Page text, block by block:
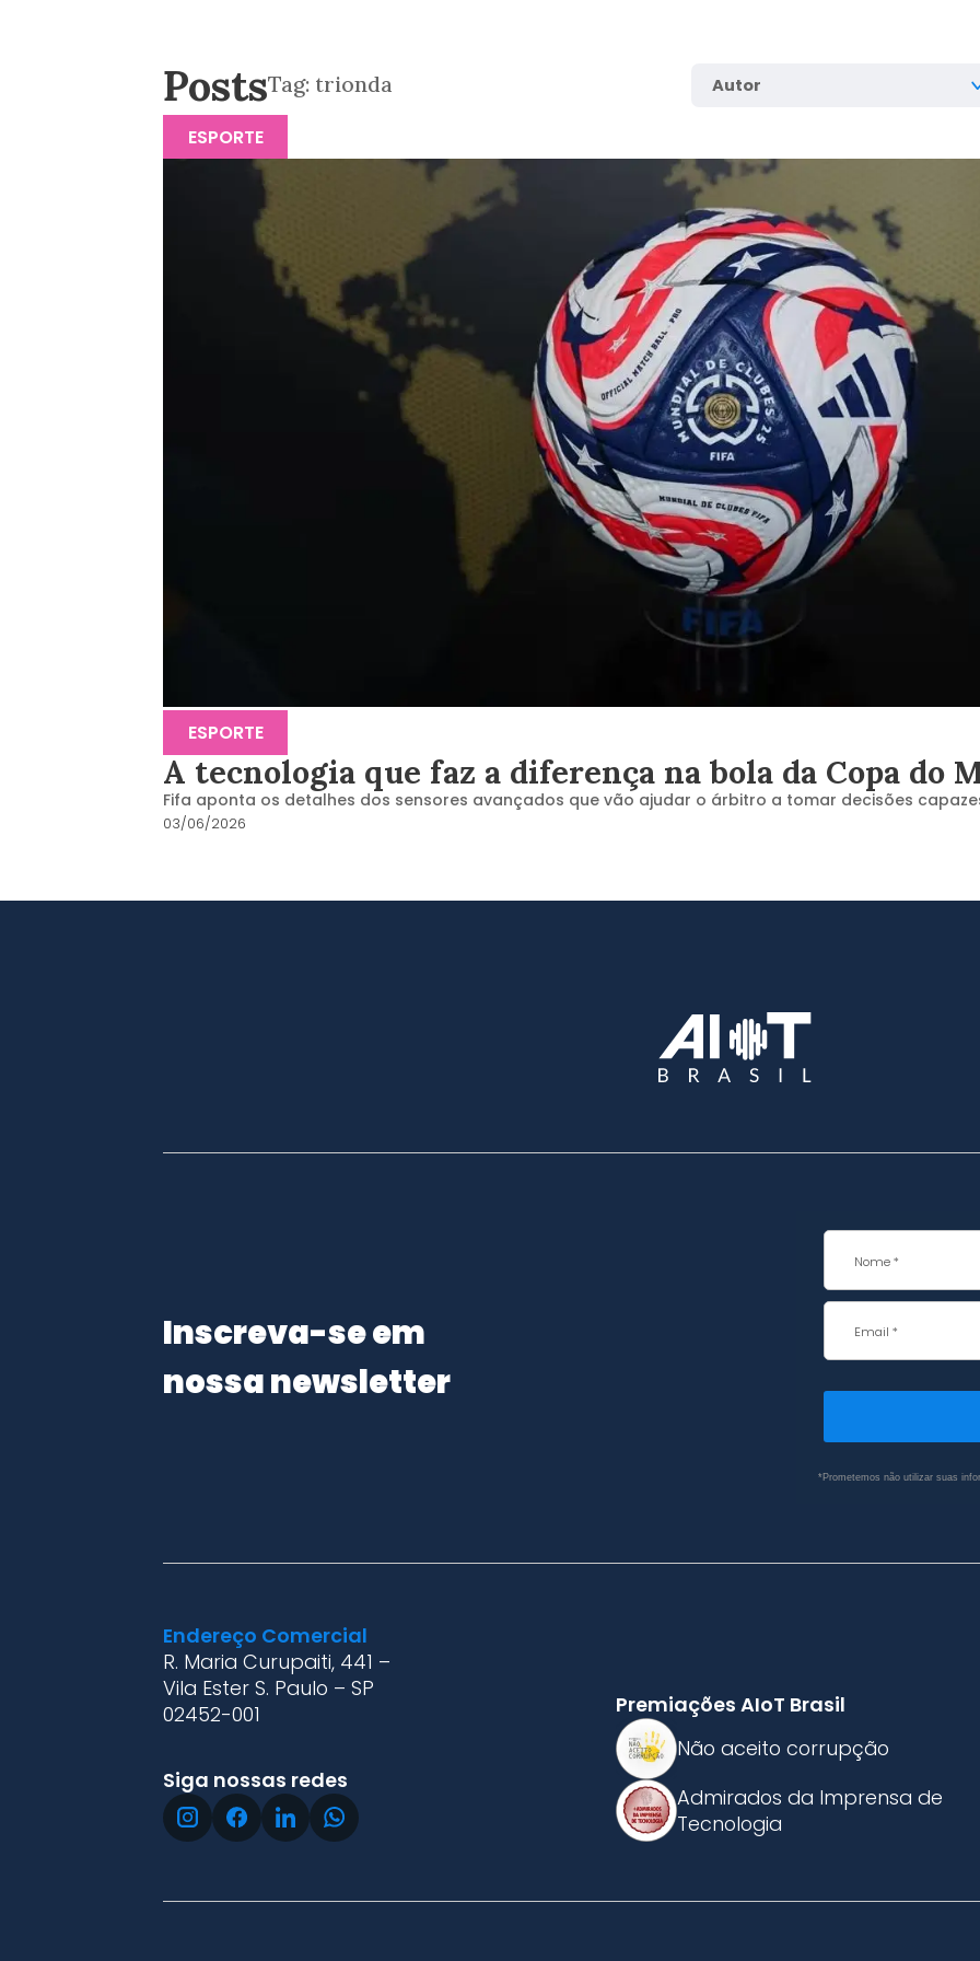
PostsTag: trionda
ESPORTE
ESPORTE
A tecnologia que faz a diferença na bola da Copa do
Fifa aponta os detalhes dos sensores avançados que vão ajudar o árbitro a tomar decisões
03/06/2026
Inscreva-se em
nossa newsletter
*Prometemos não utilizar suas
Endereço Comercial
R. Maria Curupaiti, 441 –
Vila Ester S. Paulo – SP
02452-001
Siga nossas redes
Premiações AIoT Brasil
Não aceito corrupção
Admirados da Imprensa de
Tecnologia